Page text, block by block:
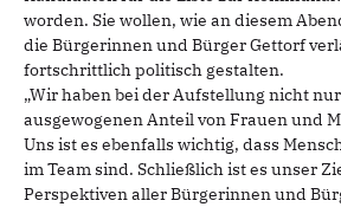
worden. Sie wollen, wie an diesem
die Bürgerinnen und Bürger Gettorf
fortschrittlich politisch gestalten.
„Wir haben bei der Aufstellung nicht
ausgewogenen Anteil von Frauen und
Uns ist es ebenfalls wichtig, dass
im Team sind. Schließlich ist es unser
Perspektiven aller Bürgerinnen und